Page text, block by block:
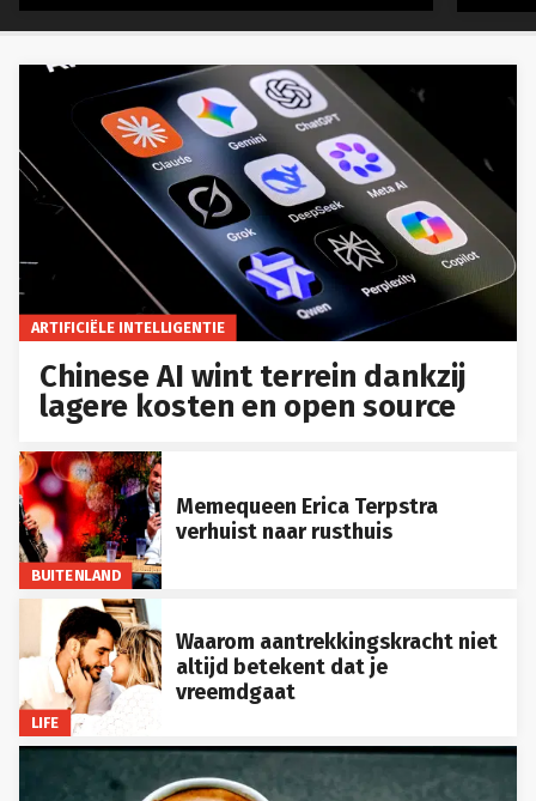
ARTIFICIËLE INTELLIGENTIE
Chinese AI wint terrein dankzij
lagere kosten en open source
BUITENLAND
Memequeen Erica Terpstra
verhuist naar rusthuis
LIFE
Waarom aantrekkingskracht niet
altijd betekent dat je
vreemdgaat